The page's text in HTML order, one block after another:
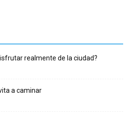
realmente de la ciudad?
a caminar